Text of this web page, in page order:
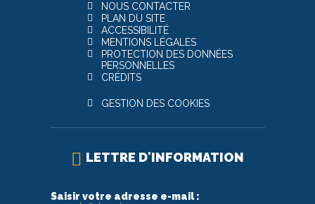
NOUS CONTACTER
PLAN DU SITE
ACCESSIBILITÉ
MENTIONS LÉGALES
PROTECTION DES DONNÉES
PERSONNELLES
CRÉDITS
GESTION DES COOKIES
LETTRE D'INFORMATION
Saisir votre adresse e-mail :